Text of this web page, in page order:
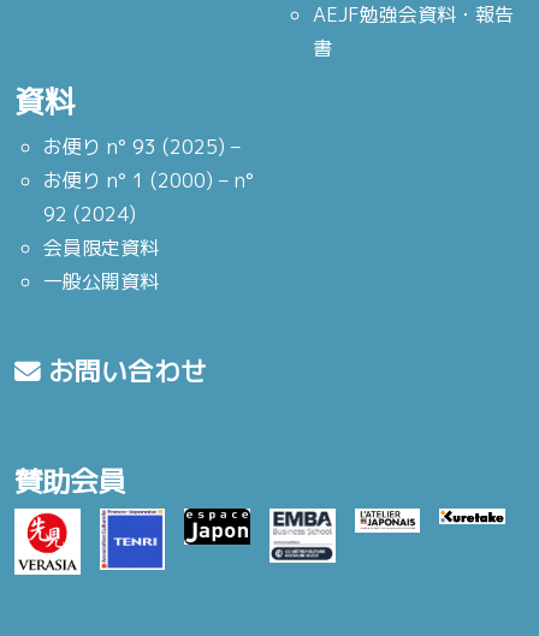
AEJF勉強会資料・報告
書
資料
お便り n° 93 (2025) –
お便り n° 1 (2000) – n°
92 (2024)
会員限定資料
一般公開資料
お問い合わせ
賛助会員